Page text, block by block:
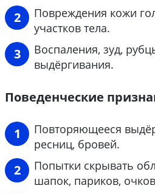
Повреждения кожи
участков тела.
Воспаления, зуд,
выдёргивания.
Поведенческие
Повторяющееся
ресниц, бровей.
Попытки скрывать
шапок, париков,